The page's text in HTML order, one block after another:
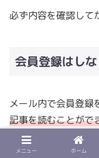
必ず内容を確認して
会員登録はし
メール内で会員登録
記事を読むことがで
「ゲストとして読む
メニュー ホーム